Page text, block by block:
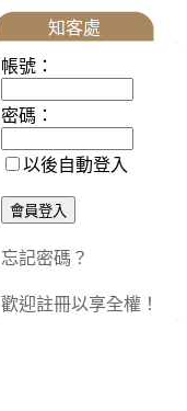
知客處
帳號：
密碼：
以後自動登入
忘記密碼？
歡迎註冊以享全權！